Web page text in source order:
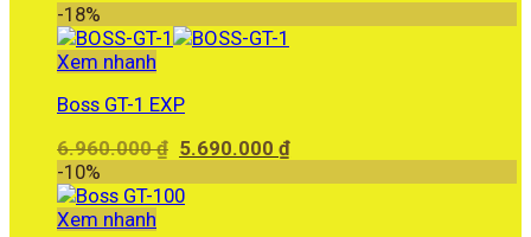
-18%
Xem nhanh
Boss GT-1 EXP
6.960.000₫ Giá
là:
5.690.000₫Giá
-10%
Xem nhanh